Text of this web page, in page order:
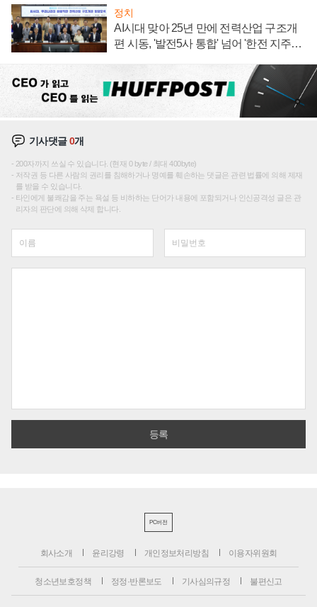
정치
AI시대 맞아 25년 만에 전력산업 구조개
편 시동, '발전5사 통합' 넘어 '한전 지주사'
기사댓글0개
200자까지 쓰실 수 있습니다. (현재 0 byte / 최대 400byte)
저작권 등 다른 사람의 권리를 침해하거나 명예를 훼손하는 댓글은 관련 법률에 의해 제재
를 받을 수 있습니다.
타인에게 불쾌감을 주는 욕설 등 비하하는 단어가 내용에 포함되거나 인신공격성 글은 관
리자의 판단에 의해 삭제 합니다.
PC버전
회사소개 윤리강령 개인정보처리방침 이용자위원회
청소년보호정책 정정·반론보도 기사심의규정 불편신고